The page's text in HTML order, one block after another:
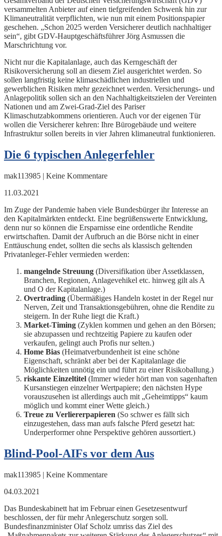
versammelten Anbieter auf einen tiefgreifenden Schwenk hin zur
Klimaneutralität verpflichten, wie nun mit einem Positionspapier
geschehen. „Schon 2025 werden Versicherer deutlich nachhaltiger
sein“, gibt GDV-Hauptgeschäftsführer Jörg Asmussen die
Marschrichtung vor.
Nicht nur die Kapitalanlage, auch das Kerngeschäft der
Risikoversicherung soll an diesem Ziel ausgerichtet werden. So
sollen langfristig keine klimaschädlichen industriellen und
gewerblichen Risiken mehr gezeichnet werden. Versicherungs- und
Anlagepolitik sollen sich an den Nachhaltigkeitszielen der Vereinten
Nationen und am Zwei-Grad-Ziel des Pariser
Klimaschutzabkommens orientieren. Auch vor der eigenen Tür
wollen die Versicherer kehren: Ihre Bürogebäude und weitere
Infrastruktur sollen bereits in vier Jahren klimaneutral funktionieren.
Die 6 typischen Anlegerfehler
mak113985 | Keine Kommentare
11.03.2021
Im Zuge der Pandemie haben viele Bundesbürger ihr Interesse an
den Kapitalmärkten entdeckt. Eine begrüßenswerte Entwicklung,
denn nur so können die Ersparnisse eine ordentliche Rendite
erwirtschaften. Damit der Aufbruch an die Börse nicht in einer
Enttäuschung endet, sollten die sechs als klassisch geltenden
Privatanleger-Fehler vermieden werden:
mangelnde Streuung (Diversifikation über Assetklassen,
Branchen, Regionen, Anlagevehikel etc. hinweg gilt als A
und O der Kapitalanlage.)
Overtrading (Übermäßiges Handeln kostet in der Regel nur
Nerven, Zeit und Transaktionsgebühren, ohne die Rendite zu
steigern. In der Ruhe liegt die Kraft.)
Market-Timing (Zyklen kommen und gehen an den Börsen;
sie abzupassen und rechtzeitig Papiere zu kaufen oder
verkaufen, gelingt auch Profis nur selten.)
Home Bias (Heimatverbundenheit ist eine schöne
Eigenschaft, schränkt aber bei der Kapitalanlage die
Möglichkeiten unnötig ein und führt zu einer Risikoballung.)
riskante Einzeltitel (Immer wieder hört man von sagenhaften
Kursanstiegen einzelner Wertpapiere; den nächsten Hype
vorauszusehen ist allerdings auch mit „Geheimtipps“ kaum
möglich und kommt einer Wette gleich.)
Treue zu Verliererpapieren (So schwer es fällt sich
einzugestehen, dass man aufs falsche Pferd gesetzt hat:
Underperformer ohne Perspektive gehören aussortiert.)
Blind-Pool-AIFs vor dem Aus
mak113985 | Keine Kommentare
04.03.2021
Das Bundeskabinett hat im Februar einen Gesetzesentwurf
beschlossen, der für mehr Anlegerschutz sorgen soll.
Bundesfinanzminister Olaf Scholz umriss das Ziel des